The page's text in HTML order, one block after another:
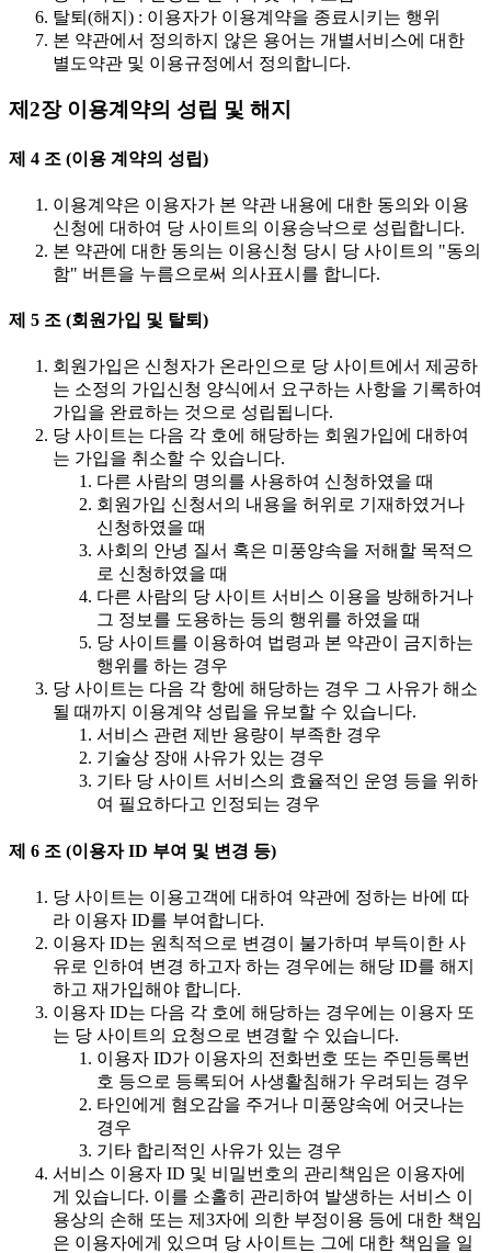
탈퇴(해지) : 이용자가 이용계약을 종료시키는 행위
본 약관에서 정의하지 않은 용어는 개별서비스에 대한
별도약관 및 이용규정에서 정의합니다.
제2장 이용계약의 성립 및 해지
제 4 조 (이용 계약의 성립)
이용계약은 이용자가 본 약관 내용에 대한 동의와 이용
신청에 대하여 당 사이트의 이용승낙으로 성립합니다.
본 약관에 대한 동의는 이용신청 당시 당 사이트의 "동의
함" 버튼을 누름으로써 의사표시를 합니다.
제 5 조 (회원가입 및 탈퇴)
회원가입은 신청자가 온라인으로 당 사이트에서 제공하
는 소정의 가입신청 양식에서 요구하는 사항을 기록하여
가입을 완료하는 것으로 성립됩니다.
당 사이트는 다음 각 호에 해당하는 회원가입에 대하여
는 가입을 취소할 수 있습니다.
다른 사람의 명의를 사용하여 신청하였을 때
회원가입 신청서의 내용을 허위로 기재하였거나
신청하였을 때
사회의 안녕 질서 혹은 미풍양속을 저해할 목적으
로 신청하였을 때
다른 사람의 당 사이트 서비스 이용을 방해하거나
그 정보를 도용하는 등의 행위를 하였을 때
당 사이트를 이용하여 법령과 본 약관이 금지하는
행위를 하는 경우
당 사이트는 다음 각 항에 해당하는 경우 그 사유가 해소
될 때까지 이용계약 성립을 유보할 수 있습니다.
서비스 관련 제반 용량이 부족한 경우
기술상 장애 사유가 있는 경우
기타 당 사이트 서비스의 효율적인 운영 등을 위하
여 필요하다고 인정되는 경우
제 6 조 (이용자 ID 부여 및 변경 등)
당 사이트는 이용고객에 대하여 약관에 정하는 바에 따
라 이용자 ID를 부여합니다.
이용자 ID는 원칙적으로 변경이 불가하며 부득이한 사
유로 인하여 변경 하고자 하는 경우에는 해당 ID를 해지
하고 재가입해야 합니다.
이용자 ID는 다음 각 호에 해당하는 경우에는 이용자 또
는 당 사이트의 요청으로 변경할 수 있습니다.
이용자 ID가 이용자의 전화번호 또는 주민등록번
호 등으로 등록되어 사생활침해가 우려되는 경우
타인에게 혐오감을 주거나 미풍양속에 어긋나는
경우
기타 합리적인 사유가 있는 경우
서비스 이용자 ID 및 비밀번호의 관리책임은 이용자에
게 있습니다. 이를 소홀히 관리하여 발생하는 서비스 이
용상의 손해 또는 제3자에 의한 부정이용 등에 대한 책임
은 이용자에게 있으며 당 사이트는 그에 대한 책임을 일